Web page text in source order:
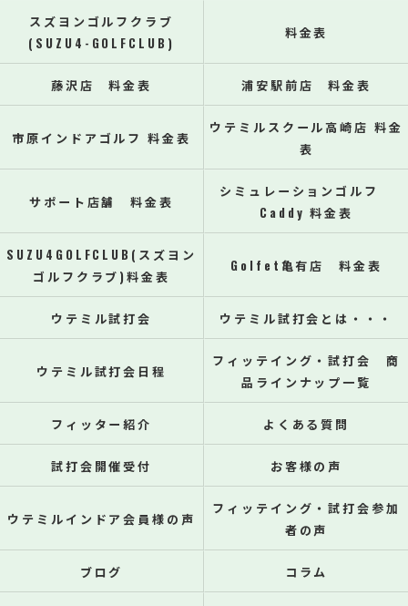
スズヨンゴルフクラブ
(SUZU4-GOLFCLUB)
料金表
藤沢店 料金表 浦安駅前店 料金表
市原インドアゴルフ 料金表
ウテミルスクール高崎店 料金
表
サポート店舗 料金表
シミュレーションゴルフ
Caddy 料金表
SUZU4GOLFCLUB(スズヨン
ゴルフクラブ)料金表
Golfet亀有店 料金表
ウテミル試打会 ウテミル試打会とは・・・
ウテミル試打会日程
フィッテイング・試打会 商
品ラインナップ一覧
フィッター紹介 よくある質問
試打会開催受付 お客様の声
ウテミルインドア会員様の声
フィッテイング・試打会参加
者の声
ブログ コラム